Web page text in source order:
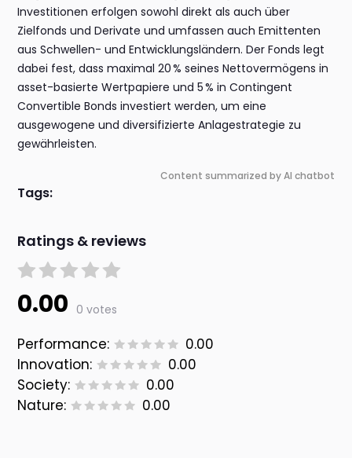
Investitionen erfolgen sowohl direkt als auch über
Zielfonds und Derivate und umfassen auch Emittenten
aus Schwellen- und Entwicklungsländern. Der Fonds legt
dabei fest, dass maximal 20 % seines Nettovermögens in
asset-basierte Wertpapiere und 5 % in Contingent
Convertible Bonds investiert werden, um eine
ausgewogene und diversifizierte Anlagestrategie zu
gewährleisten.
Content summarized by AI chatbot
Tags:
Ratings & reviews
0.00 0 votes
Performance:
0.00
Innovation:
0.00
Society:
0.00
Nature:
0.00